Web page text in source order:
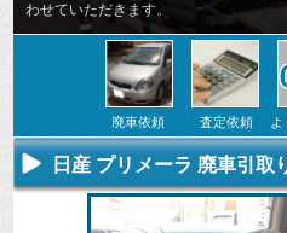
わせていただきます。
廃車依頼
不要になった
車の廃車手続
きを行いま
査定依頼
専門スタッフ
がしっかりと
査定いたしま
す。
廃
す
質
に
日産 プリメーラ 廃車引取